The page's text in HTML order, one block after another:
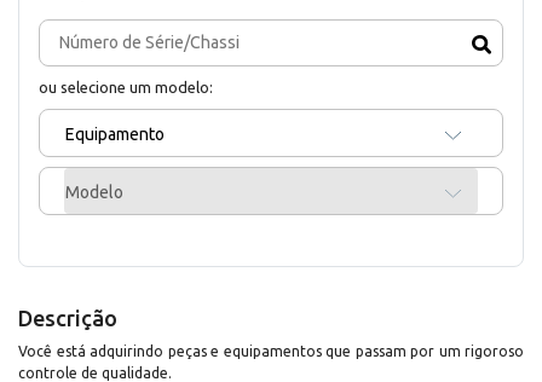
ou selecione um modelo:
Equipamento
Modelo
Descrição
Você está adquirindo peças e equipamentos que passam por um rigoroso
controle de qualidade.